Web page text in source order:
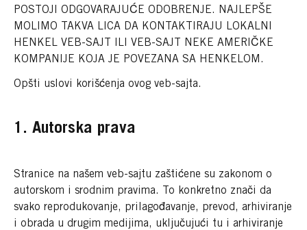
POSTOJI ODGOVARAJUĆE ODOBRENJE. NAJLEPŠE
MOLIMO TAKVA LICA DA KONTAKTIRAJU LOKALNI
HENKEL VEB-SAJT ILI VEB-SAJT NEKE AMERIČKE
KOMPANIJE KOJA JE POVEZANA SA HENKELOM.
Opšti uslovi korišćenja ovog veb-sajta.
1. Autorska prava
Stranice na našem veb-sajtu zaštićene su zakonom o
autorskom i srodnim pravima. To konkretno znači da
svako reprodukovanje, prilagođavanje, prevod, arhiviranje
i obrada u drugim medijima, uključujući tu i arhiviranje